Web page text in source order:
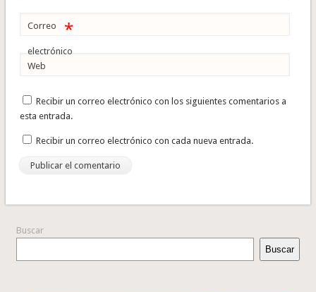
Correo
electrónico
*
Web
Recibir un correo electrónico con los siguientes comentarios a
esta entrada.
Recibir un correo electrónico con cada nueva entrada.
Buscar
Buscar